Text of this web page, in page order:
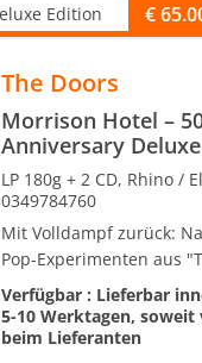
The Doors
Morrison Hotel –
Anniversary
€
LP 180g + 2 CD, Rhino /
0349784760
Mit Volldampf zurück:
Pop-Experimenten aus
Verfügbar : Lieferbar
5-10 Werktagen, soweit
beim Lieferanten